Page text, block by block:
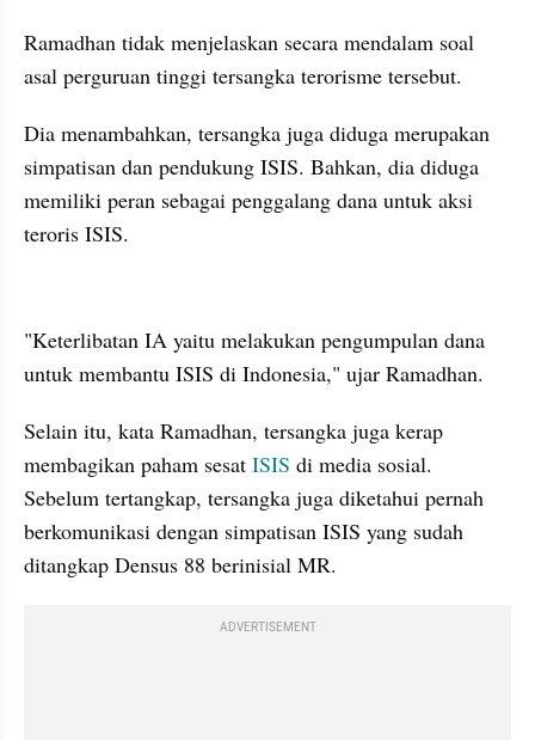
Ramadhan tidak menjelaskan secara mendalam soal
asal perguruan tinggi tersangka terorisme tersebut.
Dia menambahkan, tersangka juga diduga merupakan
simpatisan dan pendukung ISIS. Bahkan, dia diduga
memiliki peran sebagai penggalang dana untuk aksi
teroris ISIS.
"Keterlibatan IA yaitu melakukan pengumpulan dana
untuk membantu ISIS di Indonesia," ujar Ramadhan.
Selain itu, kata Ramadhan, tersangka juga kerap
membagikan paham sesat ISIS di media sosial.
Sebelum tertangkap, tersangka juga diketahui pernah
berkomunikasi dengan simpatisan ISIS yang sudah
ditangkap Densus 88 berinisial MR.
ADVERTISEMENT